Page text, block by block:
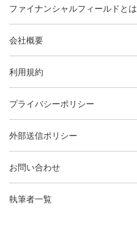
ファイナンシャルフィールドとは
会社概要
利用規約
プライバシーポリシー
外部送信ポリシー
お問い合わせ
執筆者一覧